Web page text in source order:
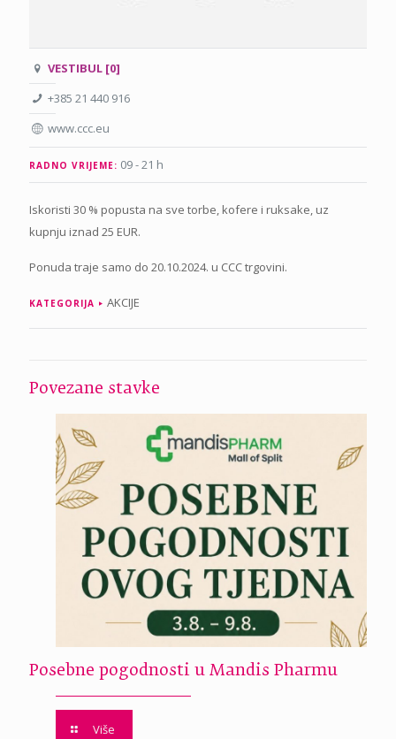
VESTIBUL [0]
+385 21 440 916
www.ccc.eu
RADNO VRIJEME: 09 - 21 h
Iskoristi 30 % popusta na sve torbe, kofere i ruksake, uz
kupnju iznad 25 EUR.
Ponuda traje samo do 20.10.2024. u CCC trgovini.
KATEGORIJA AKCIJE
Povezane stavke
Posebne pogodnosti u Mandis Pharmu
Više